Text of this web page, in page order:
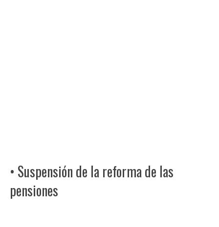
• Suspensión de la reforma de las
pensiones